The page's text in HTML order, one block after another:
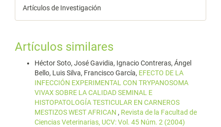
Artículos de Investigación
Artículos similares
Héctor Soto, José Gavidia, Ignacio Contreras, Ángel
Bello, Luis Silva, Francisco García, EFECTO DE LA
INFECCIÓN EXPERIMENTAL CON TRYPANOSOMA
VIVAX SOBRE LA CALIDAD SEMINAL E
HISTOPATOLOGÍA TESTICULAR EN CARNEROS
MESTIZOS WEST AFRICAN , Revista de la Facultad de
Ciencias Veterinarias, UCV: Vol. 45 Núm. 2 (2004)